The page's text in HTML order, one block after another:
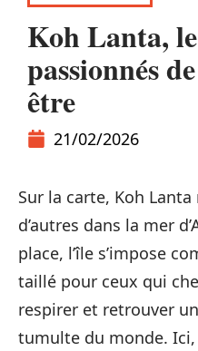
Koh Lanta,
passionnés
être
21/02/2026
Sur la carte, Koh Lanta
d’autres dans la mer
place, l’île s’impose
taillé pour ceux qui
respirer et retrouver
tumulte du monde.